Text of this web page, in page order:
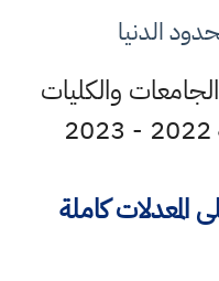
والكليات
كاملة